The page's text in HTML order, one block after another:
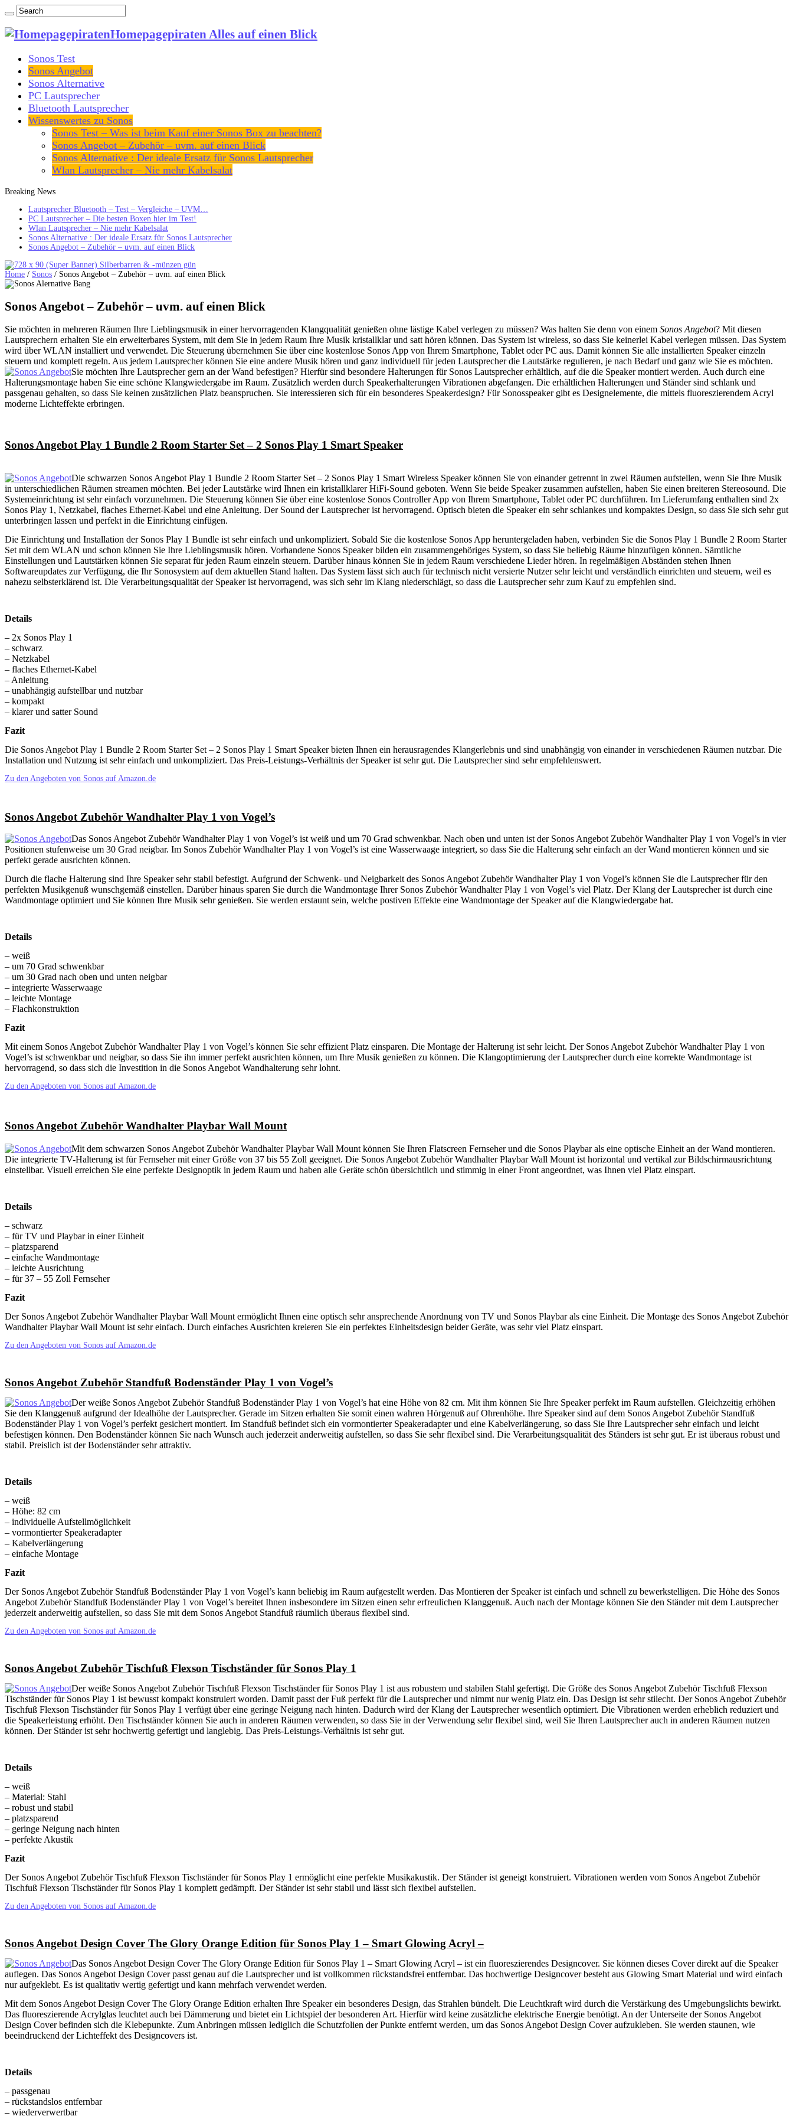
Homepagepiraten Alles auf einen Blick
Sonos Test
Sonos Angebot
Sonos Alternative
PC Lautsprecher
Bluetooth Lautsprecher
Wissenswertes zu Sonos
Sonos Test – Was ist beim Kauf einer Sonos Box zu beachten?
Sonos Angebot – Zubehör – uvm. auf einen Blick
Sonos Alternative : Der ideale Ersatz für Sonos Lautsprecher
Wlan Lautsprecher – Nie mehr Kabelsalat
Breaking News
Lautsprecher Bluetooth – Test – Vergleiche – UVM…
PC Lautsprecher – Die besten Boxen hier im Test!
Wlan Lautsprecher – Nie mehr Kabelsalat
Sonos Alternative : Der ideale Ersatz für Sonos Lautsprecher
Sonos Angebot – Zubehör – uvm. auf einen Blick
Home / Sonos / Sonos Angebot – Zubehör – uvm. auf einen Blick
Sonos Angebot – Zubehör – uvm. auf einen Blick
Sie möchten in mehreren Räumen Ihre Lieblingsmusik in einer hervorragenden Klangqualität genießen ohne lästige Kabel verlegen zu müssen? Was halten Sie denn von einem Sonos Angebot? Mit diesen
Lautsprechern erhalten Sie ein erweiterbares System, mit dem Sie in jedem Raum Ihre Musik kristallklar und satt hören können. Das System ist wireless, so dass Sie keinerlei Kabel verlegen müssen. Das System
wird über WLAN installiert und verwendet. Die Steuerung übernehmen Sie über eine kostenlose Sonos App von Ihrem Smartphone, Tablet oder PC aus. Damit können Sie alle installierten Speaker einzeln
steuern und komplett regeln. Aus jedem Lautsprecher können Sie eine andere Musik hören und ganz individuell für jeden Lautsprecher die Lautstärke regulieren, je nach Bedarf und ganz wie Sie es möchten.
Sie möchten Ihre Lautsprecher gern an der Wand befestigen? Hierfür sind besondere Halterungen für Sonos Lautsprecher erhältlich, auf die die Speaker montiert werden. Auch durch eine
Halterungsmontage haben Sie eine schöne Klangwiedergabe im Raum. Zusätzlich werden durch Speakerhalterungen Vibrationen abgefangen. Die erhältlichen Halterungen und Ständer sind schlank und
passgenau gehalten, so dass Sie keinen zusätzlichen Platz beanspruchen. Sie interessieren sich für ein besonderes Speakerdesign? Für Sonosspeaker gibt es Designelemente, die mittels fluoreszierendem Acryl
moderne Lichteffekte erbringen.
Sonos Angebot Play 1 Bundle 2 Room Starter Set – 2 Sonos Play 1 Smart Speaker
Die schwarzen Sonos Angebot Play 1 Bundle 2 Room Starter Set – 2 Sonos Play 1 Smart Wireless Speaker können Sie von einander getrennt in zwei Räumen aufstellen, wenn Sie Ihre Musik
in unterschiedlichen Räumen streamen möchten. Bei jeder Lautstärke wird Ihnen ein kristallklarer HiFi-Sound geboten. Wenn Sie beide Speaker zusammen aufstellen, haben Sie einen breiteren Stereosound. Die
Systemeinrichtung ist sehr einfach vorzunehmen. Die Steuerung können Sie über eine kostenlose Sonos Controller App von Ihrem Smartphone, Tablet oder PC durchführen. Im Lieferumfang enthalten sind 2x
Sonos Play 1, Netzkabel, flaches Ethernet-Kabel und eine Anleitung. Der Sound der Lautsprecher ist hervorragend. Optisch bieten die Speaker ein sehr schlankes und kompaktes Design, so dass Sie sich sehr gut
unterbringen lassen und perfekt in die Einrichtung einfügen.
Die Einrichtung und Installation der Sonos Play 1 Bundle ist sehr einfach und unkompliziert. Sobald Sie die kostenlose Sonos App heruntergeladen haben, verbinden Sie die Sonos Play 1 Bundle 2 Room Starter
Set mit dem WLAN und schon können Sie Ihre Lieblingsmusik hören. Vorhandene Sonos Speaker bilden ein zusammengehöriges System, so dass Sie beliebig Räume hinzufügen können. Sämtliche
Einstellungen und Lautstärken können Sie separat für jeden Raum einzeln steuern. Darüber hinaus können Sie in jedem Raum verschiedene Lieder hören. In regelmäßigen Abständen stehen Ihnen
Softwareupdates zur Verfügung, die Ihr Sonosystem auf dem aktuellen Stand halten. Das System lässt sich auch für technisch nicht versierte Nutzer sehr leicht und verständlich einrichten und steuern, weil es
nahezu selbsterklärend ist. Die Verarbeitungsqualität der Speaker ist hervorragend, was sich sehr im Klang niederschlägt, so dass die Lautsprecher sehr zum Kauf zu empfehlen sind.
Details
– 2x Sonos Play 1
– schwarz
– Netzkabel
– flaches Ethernet-Kabel
– Anleitung
– unabhängig aufstellbar und nutzbar
– kompakt
– klarer und satter Sound
Fazit
Die Sonos Angebot Play 1 Bundle 2 Room Starter Set – 2 Sonos Play 1 Smart Speaker bieten Ihnen ein herausragendes Klangerlebnis und sind unabhängig von einander in verschiedenen Räumen nutzbar. Die
Installation und Nutzung ist sehr einfach und unkompliziert. Das Preis-Leistungs-Verhältnis der Speaker ist sehr gut. Die Lautsprecher sind sehr empfehlenswert.
Zu den Angeboten von Sonos auf Amazon.de
Sonos Angebot Zubehör Wandhalter Play 1 von Vogel’s
Das Sonos Angebot Zubehör Wandhalter Play 1 von Vogel’s ist weiß und um 70 Grad schwenkbar. Nach oben und unten ist der Sonos Angebot Zubehör Wandhalter Play 1 von Vogel’s in vier
Positionen stufenweise um 30 Grad neigbar. Im Sonos Zubehör Wandhalter Play 1 von Vogel’s ist eine Wasserwaage integriert, so dass Sie die Halterung sehr einfach an der Wand montieren können und sie
perfekt gerade ausrichten können.
Durch die flache Halterung sind Ihre Speaker sehr stabil befestigt. Aufgrund der Schwenk- und Neigbarkeit des Sonos Angebot Zubehör Wandhalter Play 1 von Vogel’s können Sie die Lautsprecher für den
perfekten Musikgenuß wunschgemäß einstellen. Darüber hinaus sparen Sie durch die Wandmontage Ihrer Sonos Zubehör Wandhalter Play 1 von Vogel’s viel Platz. Der Klang der Lautsprecher ist durch eine
Wandmontage optimiert und Sie können Ihre Musik sehr genießen. Sie werden erstaunt sein, welche postiven Effekte eine Wandmontage der Speaker auf die Klangwiedergabe hat.
Details
– weiß
– um 70 Grad schwenkbar
– um 30 Grad nach oben und unten neigbar
– integrierte Wasserwaage
– leichte Montage
– Flachkonstruktion
Fazit
Mit einem Sonos Angebot Zubehör Wandhalter Play 1 von Vogel’s können Sie sehr effizient Platz einsparen. Die Montage der Halterung ist sehr leicht. Der Sonos Angebot Zubehör Wandhalter Play 1 von
Vogel’s ist schwenkbar und neigbar, so dass Sie ihn immer perfekt ausrichten können, um Ihre Musik genießen zu können. Die Klangoptimierung der Lautsprecher durch eine korrekte Wandmontage ist
hervorragend, so dass sich die Investition in die Sonos Angebot Wandhalterung sehr lohnt.
Zu den Angeboten von Sonos auf Amazon.de
Sonos Angebot Zubehör Wandhalter Playbar Wall Mount
Mit dem schwarzen Sonos Angebot Zubehör Wandhalter Playbar Wall Mount können Sie Ihren Flatscreen Fernseher und die Sonos Playbar als eine optische Einheit an der Wand montieren.
Die integrierte TV-Halterung ist für Fernseher mit einer Größe von 37 bis 55 Zoll geeignet. Die Sonos Angebot Zubehör Wandhalter Playbar Wall Mount ist horizontal und vertikal zur Bildschirmausrichtung
einstellbar. Visuell erreichen Sie eine perfekte Designoptik in jedem Raum und haben alle Geräte schön übersichtlich und stimmig in einer Front angeordnet, was Ihnen viel Platz einspart.
Details
– schwarz
– für TV und Playbar in einer Einheit
– platzsparend
– einfache Wandmontage
– leichte Ausrichtung
– für 37 – 55 Zoll Fernseher
Fazit
Der Sonos Angebot Zubehör Wandhalter Playbar Wall Mount ermöglicht Ihnen eine optisch sehr ansprechende Anordnung von TV und Sonos Playbar als eine Einheit. Die Montage des Sonos Angebot Zubehör
Wandhalter Playbar Wall Mount ist sehr einfach. Durch einfaches Ausrichten kreieren Sie ein perfektes Einheitsdesign beider Geräte, was sehr viel Platz einspart.
Zu den Angeboten von Sonos auf Amazon.de
Sonos Angebot Zubehör Standfuß Bodenständer Play 1 von Vogel’s
Der weiße Sonos Angebot Zubehör Standfuß Bodenständer Play 1 von Vogel’s hat eine Höhe von 82 cm. Mit ihm können Sie Ihre Speaker perfekt im Raum aufstellen. Gleichzeitig erhöhen
Sie den Klanggenuß aufgrund der Idealhöhe der Lautsprecher. Gerade im Sitzen erhalten Sie somit einen wahren Hörgenuß auf Ohrenhöhe. Ihre Speaker sind auf dem Sonos Angebot Zubehör Standfuß
Bodenständer Play 1 von Vogel’s perfekt gesichert montiert. Im Standfuß befindet sich ein vormontierter Speakeradapter und eine Kabelverlängerung, so dass Sie Ihre Lautsprecher sehr einfach und leicht
befestigen können. Den Bodenständer können Sie nach Wunsch auch jederzeit anderweitig aufstellen, so dass Sie sehr flexibel sind. Die Verarbeitungsqualität des Ständers ist sehr gut. Er ist überaus robust und
stabil. Preislich ist der Bodenständer sehr attraktiv.
Details
– weiß
– Höhe: 82 cm
– individuelle Aufstellmöglichkeit
– vormontierter Speakeradapter
– Kabelverlängerung
– einfache Montage
Fazit
Der Sonos Angebot Zubehör Standfuß Bodenständer Play 1 von Vogel’s kann beliebig im Raum aufgestellt werden. Das Montieren der Speaker ist einfach und schnell zu bewerkstelligen. Die Höhe des Sonos
Angebot Zubehör Standfuß Bodenständer Play 1 von Vogel’s bereitet Ihnen insbesondere im Sitzen einen sehr erfreulichen Klanggenuß. Auch nach der Montage können Sie den Ständer mit dem Lautsprecher
jederzeit anderweitig aufstellen, so dass Sie mit dem Sonos Angebot Standfuß räumlich überaus flexibel sind.
Zu den Angeboten von Sonos auf Amazon.de
Sonos Angebot Zubehör Tischfuß Flexson Tischständer für Sonos Play 1
Der weiße Sonos Angebot Zubehör Tischfuß Flexson Tischständer für Sonos Play 1 ist aus robustem und stabilen Stahl gefertigt. Die Größe des Sonos Angebot Zubehör Tischfuß Flexson
Tischständer für Sonos Play 1 ist bewusst kompakt konstruiert worden. Damit passt der Fuß perfekt für die Lautsprecher und nimmt nur wenig Platz ein. Das Design ist sehr stilecht. Der Sonos Angebot Zubehör
Tischfuß Flexson Tischständer für Sonos Play 1 verfügt über eine geringe Neigung nach hinten. Dadurch wird der Klang der Lautsprecher wesentlich optimiert. Die Vibrationen werden erheblich reduziert und
die Speakerleistung erhöht. Den Tischständer können Sie auch in anderen Räumen verwenden, so dass Sie in der Verwendung sehr flexibel sind, weil Sie Ihren Lautsprecher auch in anderen Räumen nutzen
können. Der Ständer ist sehr hochwertig gefertigt und langlebig. Das Preis-Leistungs-Verhältnis ist sehr gut.
Details
– weiß
– Material: Stahl
– robust und stabil
– platzsparend
– geringe Neigung nach hinten
– perfekte Akustik
Fazit
Der Sonos Angebot Zubehör Tischfuß Flexson Tischständer für Sonos Play 1 ermöglicht eine perfekte Musikakustik. Der Ständer ist geneigt konstruiert. Vibrationen werden vom Sonos Angebot Zubehör
Tischfuß Flexson Tischständer für Sonos Play 1 komplett gedämpft. Der Ständer ist sehr stabil und lässt sich flexibel aufstellen.
Zu den Angeboten von Sonos auf Amazon.de
Sonos Angebot Design Cover The Glory Orange Edition für Sonos Play 1 – Smart Glowing Acryl –
Das Sonos Angebot Design Cover The Glory Orange Edition für Sonos Play 1 – Smart Glowing Acryl – ist ein fluoreszierendes Designcover. Sie können dieses Cover direkt auf die Speaker
auflegen. Das Sonos Angebot Design Cover passt genau auf die Lautsprecher und ist vollkommen rückstandsfrei entfernbar. Das hochwertige Designcover besteht aus Glowing Smart Material und wird einfach
nur aufgeklebt. Es ist qualitativ wertig gefertigt und kann mehrfach verwendet werden.
Mit dem Sonos Angebot Design Cover The Glory Orange Edition erhalten Ihre Speaker ein besonderes Design, das Strahlen bündelt. Die Leuchtkraft wird durch die Verstärkung des Umgebungslichts bewirkt.
Das fluoreszierende Acrylglas leuchtet auch bei Dämmerung und bietet ein Lichtspiel der besonderen Art. Hierfür wird keine zusätzliche elektrische Energie benötigt. An der Unterseite der Sonos Angebot
Design Cover befinden sich die Klebepunkte. Zum Anbringen müssen lediglich die Schutzfolien der Punkte entfernt werden, um das Sonos Angebot Design Cover aufzukleben. Sie werden staunen, wie
beeindruckend der Lichteffekt des Designcovers ist.
Details
– passgenau
– rückstandslos entfernbar
– wiederverwertbar